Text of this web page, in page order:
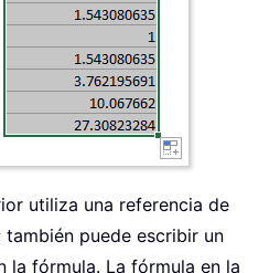
utiliza una referencia de
puede escribir un
la fórmula. La fórmula en la